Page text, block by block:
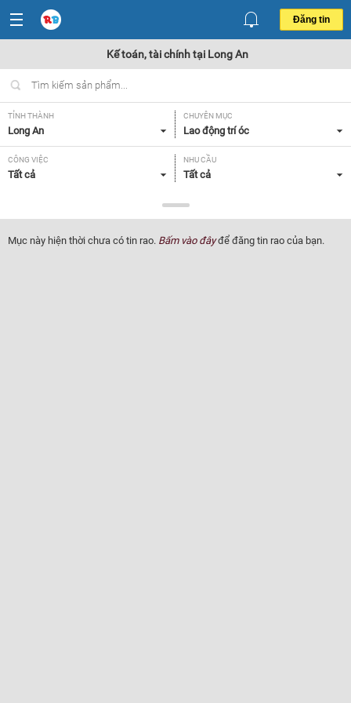
Đăng tin
Kế toán, tài chính tại Long An
TỈNH THÀNH
Long An
CHUYÊN MỤC
Lao động trí óc
CÔNG VIỆC
Tất cả
NHU CẦU
Tất cả
Tất cả
Mục này hiện thời chưa có tin rao. Bấm vào đâyđể đăng tin rao của bạn.